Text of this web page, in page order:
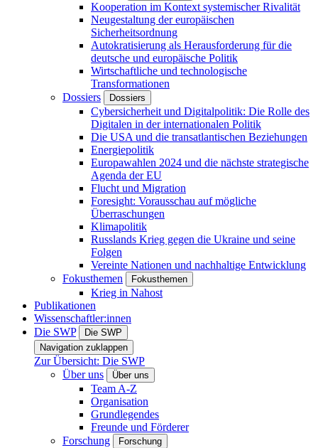
Kooperation im Kontext systemischer Rivalität
Neugestaltung der europäischen
Sicherheitsordnung
Autokratisierung als Herausforderung für die
deutsche und europäische Politik
Wirtschaftliche und technologische
Transformationen
Dossiers
Dossiers
Cybersicherheit und Digitalpolitik: Die Rolle des
Digitalen in der internationalen Politik
Die USA und die transatlantischen Beziehungen
Energiepolitik
Europawahlen 2024 und die nächste strategische
Agenda der EU
Flucht und Migration
Foresight: Vorausschau auf mögliche
Überraschungen
Klimapolitik
Russlands Krieg gegen die Ukraine und seine
Folgen
Vereinte Nationen und nachhaltige Entwicklung
Fokusthemen
Fokusthemen
Krieg in Nahost
Publikationen
Wissenschaftler:innen
Die SWP
Die SWP
Navigation zuklappen
Zur Übersicht: Die SWP
Über uns
Über uns
Team A-Z
Organisation
Grundlegendes
Freunde und Förderer
Forschung
Forschung